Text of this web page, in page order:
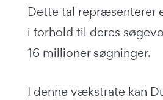
Dette tal repræsenterer
i forhold til deres
16 millioner søgninger.
I denne vækstrate kan